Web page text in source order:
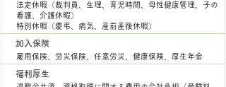
法定休暇（裁判員、生理、育児時間、母性健康管理、子の
看護、介護休暇）
​特別休暇（慶弔、病気、産前産後休暇）
​加入保険
雇用保険、労災保険、任意労災、健康保険、厚生年金
福利厚生